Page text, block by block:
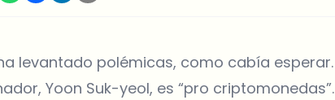
levantado polémicas, como cabía
Yoon Suk-yeol, es “pro